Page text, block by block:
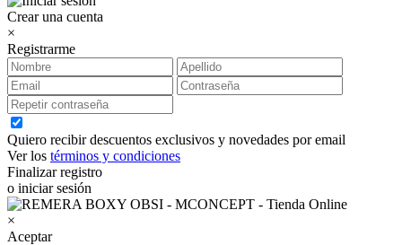
Crear una cuenta
×
Registrarme
Quiero recibir descuentos exclusivos y novedades por email
Ver los términos y condiciones
Finalizar registro
o iniciar sesión
×
Aceptar